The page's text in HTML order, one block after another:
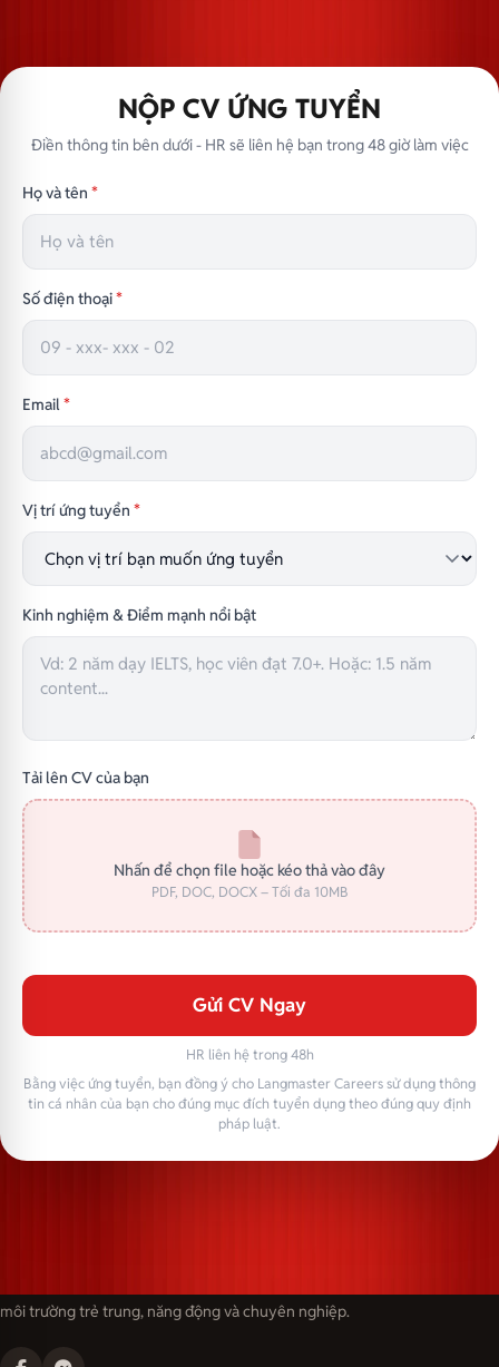
NỘP CV ỨNG TUYỂN
Điền thông tin bên dưới - HR sẽ liên hệ bạn trong 48 giờ làm việc
Họ và tên *
Số điện thoại*
Email*
Vị trí ứng tuyển *
Kinh nghiệm & Điểm mạnh nổi bật
Tải lên CV của bạn
Nhấn để chọn file hoặc kéo thả vào đây
PDF, DOC, DOCX – Tối đa 10MB
Gửi CV Ngay
HR liên hệ trong 48h
Bằng việc ứng tuyển, bạn đồng ý cho Langmaster Careers sử dụng thông
tin cá nhân của bạn cho đúng mục đích tuyển dụng theo đúng quy định
pháp luật.
môi trường trẻ trung, năng động và chuyên nghiệp.